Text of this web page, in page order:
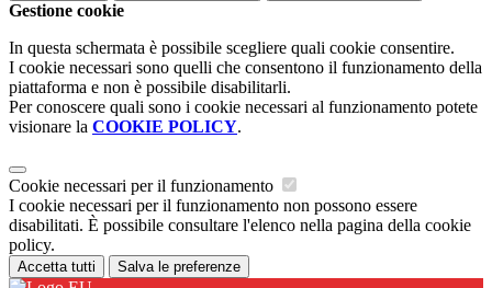
Gestione cookie
In questa schermata è possibile scegliere quali cookie consentire.
I cookie necessari sono quelli che consentono il funzionamento della
piattaforma e non è possibile disabilitarli.
Per conoscere quali sono i cookie necessari al funzionamento potete
visionare la COOKIE POLICY.
Cookie necessari per il funzionamento
I cookie necessari per il funzionamento non possono essere
disabilitati. È possibile consultare l'elenco nella pagina della cookie
policy.
Accetta tutti Salva le preferenze